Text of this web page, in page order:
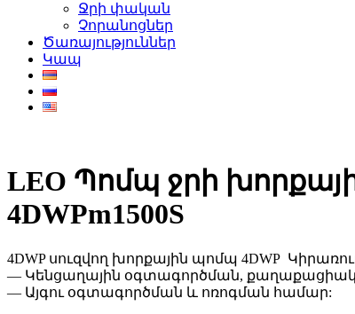
Ջրի փական
Չորանոցներ
Ծառայություններ
Կապ
LEO Պոմպ ջրի
4DWPm1500S
4DWP սուզվող խորքային պոմպ 4DWP
— Կենցաղային օգտագործման,
— Այգու օգտագործման և ոռոգման համար: